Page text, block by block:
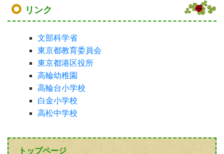
リンク
文部科学省
東京都教育委員会
東京都港区役所
高輪幼稚園
高輪台小学校
白金小学校
高松中学校
トップページ